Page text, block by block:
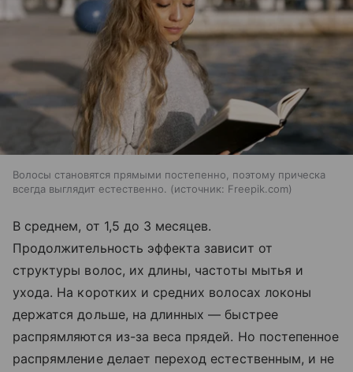
Волосы становятся прямыми постепенно, поэтому прическа
всегда выглядит естественно.
источник: Freepik.com
В среднем, от 1,5 до 3 месяцев.
Продолжительность эффекта зависит от
структуры волос, их длины, частоты мытья и
ухода. На коротких и средних волосах локоны
держатся дольше, на длинных — быстрее
распрямляются из-за веса прядей. Но постепенное
распрямление делает переход естественным, и не